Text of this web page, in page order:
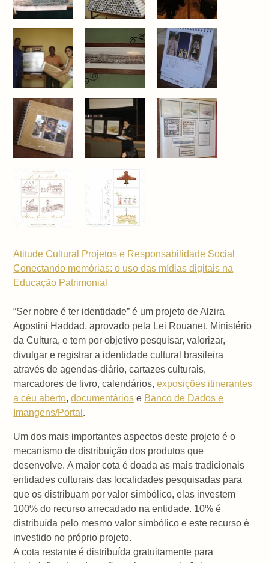
Atitude Cultural Projetos e Responsabilidade Social
Conectando memórias: o uso das mídias digitais na
Educação Patrimonial
“Ser nobre é ter identidade” é um projeto de Alzira
Agostini Haddad, aprovado pela Lei Rouanet, Ministério
da Cultura, e tem por objetivo pesquisar, valorizar,
divulgar e registrar a identidade cultural brasileira
através de agendas-diário, cartazes culturais,
marcadores de livro, calendários,exposições itinerantes
a céu aberto,documentários e Banco de Dados e
Imangens/Portal .
Um dos mais importantes aspectos deste projeto é o
mecanismo de distribuição dos produtos que
desenvolve. A maior cota é doada as mais tradicionais
entidades culturais das localidades pesquisadas para
que os distribuam por valor simbólico, elas investem
100% do recurso arrecadado na entidade. 10% é
distribuída pelo mesmo valor simbólico e este recurso é
investido no próprio projeto.
A cota restante é distribuída gratuitamente para